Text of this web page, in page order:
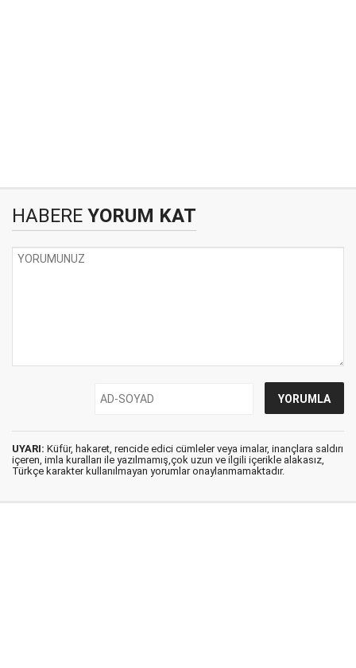
HABERE YORUM KAT
UYARI: Küfür, hakaret, rencide edici cümleler veya imalar, inançlara saldırı
içeren, imla kuralları ile yazılmamış,çok uzun ve ilgili içerikle alakasız,
Türkçe karakter kullanılmayan yorumlar onaylanmamaktadır.